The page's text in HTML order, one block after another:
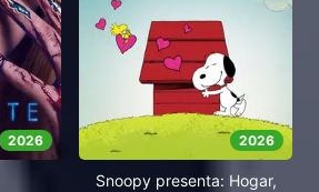
2026 2026
Snoopy presenta: Hogar,